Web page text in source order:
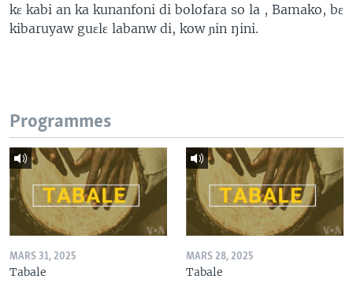
kɛ kabi an ka kunanfoni di bolofara so la , Bamako, bɛ
kibaruyaw guɛlɛ labanw di, kow ɲin ŋini.
Programmes
MARS 31, 2025
Tabale
MARS 28, 2025
Tabale